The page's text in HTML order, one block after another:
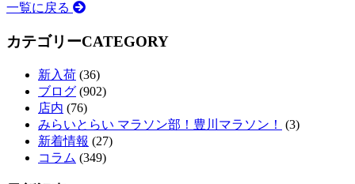
一覧に戻る
カテゴリーCATEGORY
新入荷 (36)
ブログ (902)
店内 (76)
みらいとらい マラソン部！豊川マラソン！
(3)
新着情報 (27)
コラム (349)